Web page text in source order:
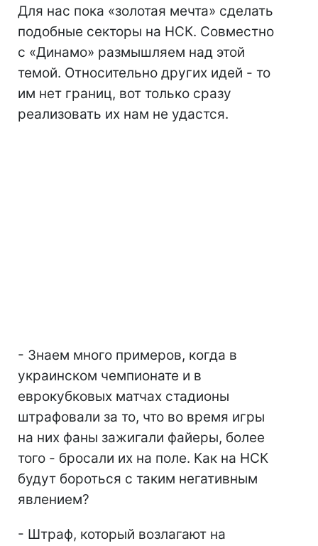
Для нас пока «золотая мечта» сделать
подобные секторы на НСК. Совместно
с «Динамо» размышляем над этой
темой. Относительно других идей - то
им нет границ, вот только сразу
реализовать их нам не удастся.
- Знаем много примеров, когда в
украинском чемпионате и в
еврокубковых матчах стадионы
штрафовали за то, что во время игры
на них фаны зажигали файеры, более
того - бросали их на поле. Как на НСК
будут бороться с таким негативным
явлением?
- Штраф, который возлагают на